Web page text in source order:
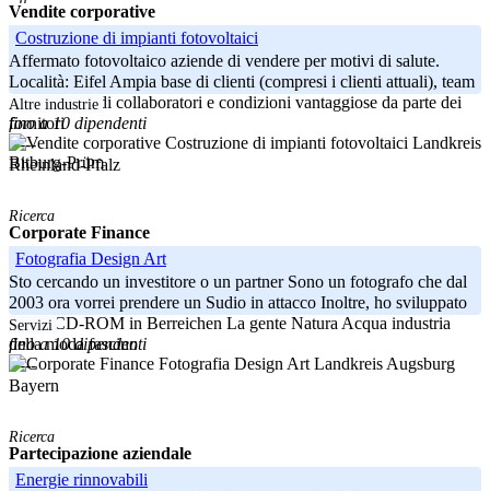
Vendite corporative
Costruzione di impianti fotovoltaici
Affermato fotovoltaico aziende di vendere per motivi di salute.
Località: Eifel Ampia base di clienti (compresi i clienti attuali), team
ben affiatato di collaboratori e condizioni vantaggiose da parte dei
fornitori
-----
Rheinland-Pfalz
Altre industrie
fino a 10 dipendenti
Landkreis
Bitburg-Prüm
Ricerca
Corporate Finance
Fotografia Design Art
Sto cercando un investitore o un partner Sono un fotografo che dal
2003 ora vorrei prendere un Sudio in attacco Inoltre, ho sviluppato
Photo CD-ROM in Berreichen La gente Natura Acqua industria
della moda fascino
-----
Bayern
Servizi
fino a 10 dipendenti
Landkreis Augsburg
Ricerca
Partecipazione aziendale
Energie rinnovabili